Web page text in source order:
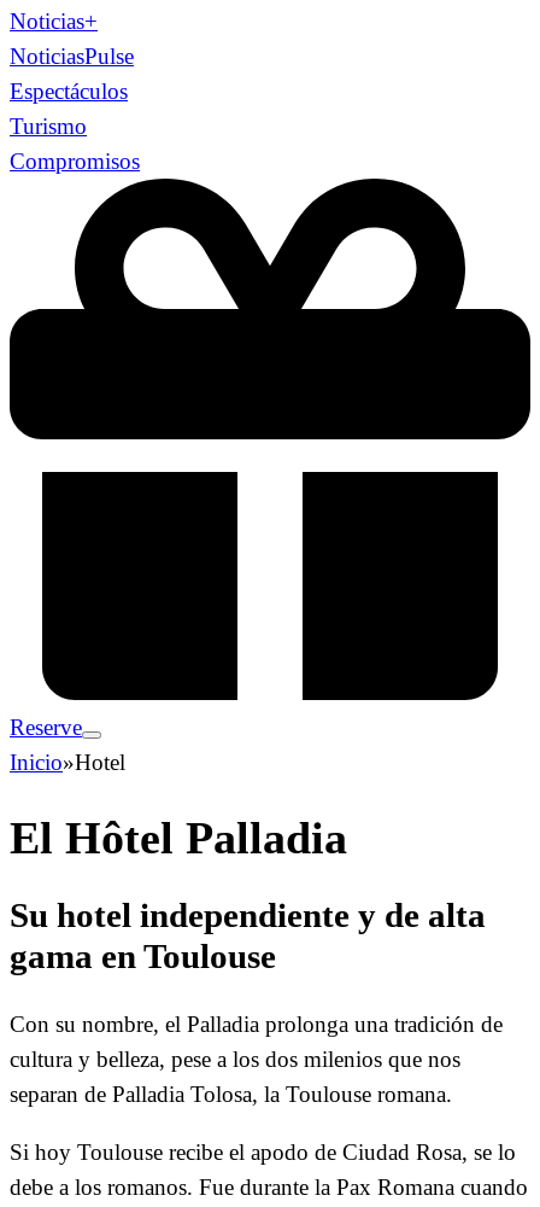
Noticias+
NoticiasPulse
Espectáculos
Turismo
Compromisos
Reserve
Inicio»Hotel
El Hôtel Palladia
Su hotel independiente y de alta
gama en Toulouse
Con su nombre, el Palladia prolonga una tradición de
cultura y belleza, pese a los dos milenios que nos
separan de Palladia Tolosa, la Toulouse romana.
Si hoy Toulouse recibe el apodo de Ciudad Rosa, se lo
debe a los romanos. Fue durante la Pax Romana cuando